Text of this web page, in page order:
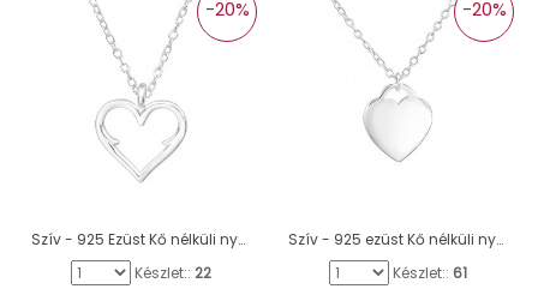
Szív - 925 Ezüst Kő nélküli nyakláncok A4S44683
-20%
Készlet:: 22
Szív - 925 ezüst Kő nélküli nyakláncok A4S36597
-20%
Készlet:: 61